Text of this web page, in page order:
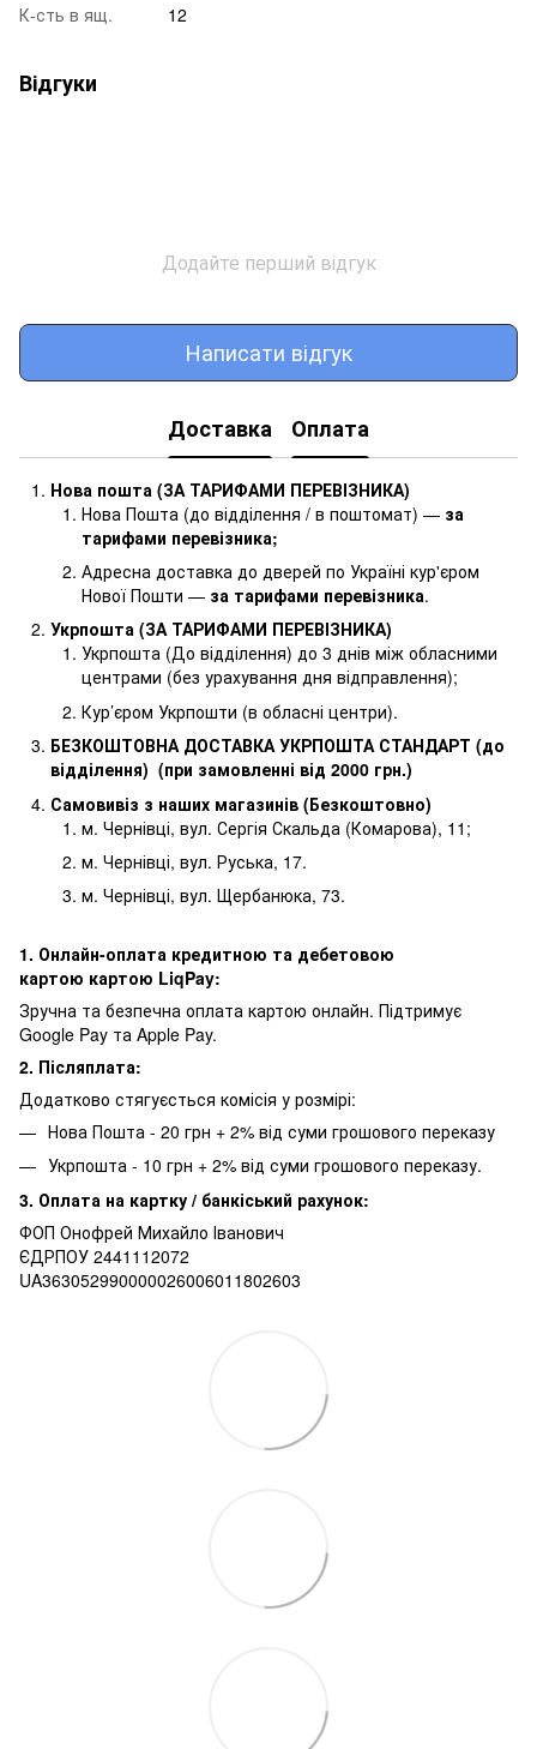
К-сть в ящ.
12
Відгуки
Додайте перший відгук
Написати відгук
Доставка Оплата
Нова пошта (ЗА ТАРИФАМИ ПЕРЕВІЗНИКА)
Нова Пошта (до відділення / в поштомат) — за
тарифами перевізника;
Адресна доставка до дверей по Україні кур'єром
Нової Пошти — за тарифами перевізника.
Укрпошта (ЗА ТАРИФАМИ ПЕРЕВІЗНИКА)
Укрпошта (До відділення) до 3 днів між обласними
центрами (без урахування дня відправлення);
Кур’єром Укрпошти (в обласні центри).
БЕЗКОШТОВНА ДОСТАВКА УКРПОШТА СТАНДАРТ (до
відділення) (при замовленні від 2000 грн.)
Самовивіз з наших магазинів (Безкоштовно)
м. Чернівці, вул. Сергія Скальда (Комарова), 11;
м. Чернівці, вул. Руська, 17.
м. Чернівці, вул. Щербанюка, 73.
1. Онлайн-оплата кредитною та дебетовою
картою картою LiqPay:
Зручна та безпечна оплата картою онлайн. Підтримує
Google Pay та Apple Pay.
2. Післяплата:
Додатково стягуєсться комісія у розмірі:
Нова Пошта - 20 грн + 2% від суми грошового переказу
Укрпошта - 10 грн + 2% від суми грошового переказу.
3. Оплата на картку / банкіський рахунок:
ФОП Онофрей Михайло Іванович
ЄДРПОУ 2441112072
UA363052990000026006011802603